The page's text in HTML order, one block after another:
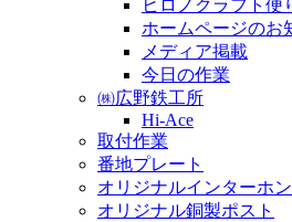
ヒロノクラフト便
ホームページのお
メディア掲載
今日の作業
㈱広野鉄工所
Hi-Ace
取付作業
番地プレート
オリジナルインターホ
オリジナル銅製ポスト